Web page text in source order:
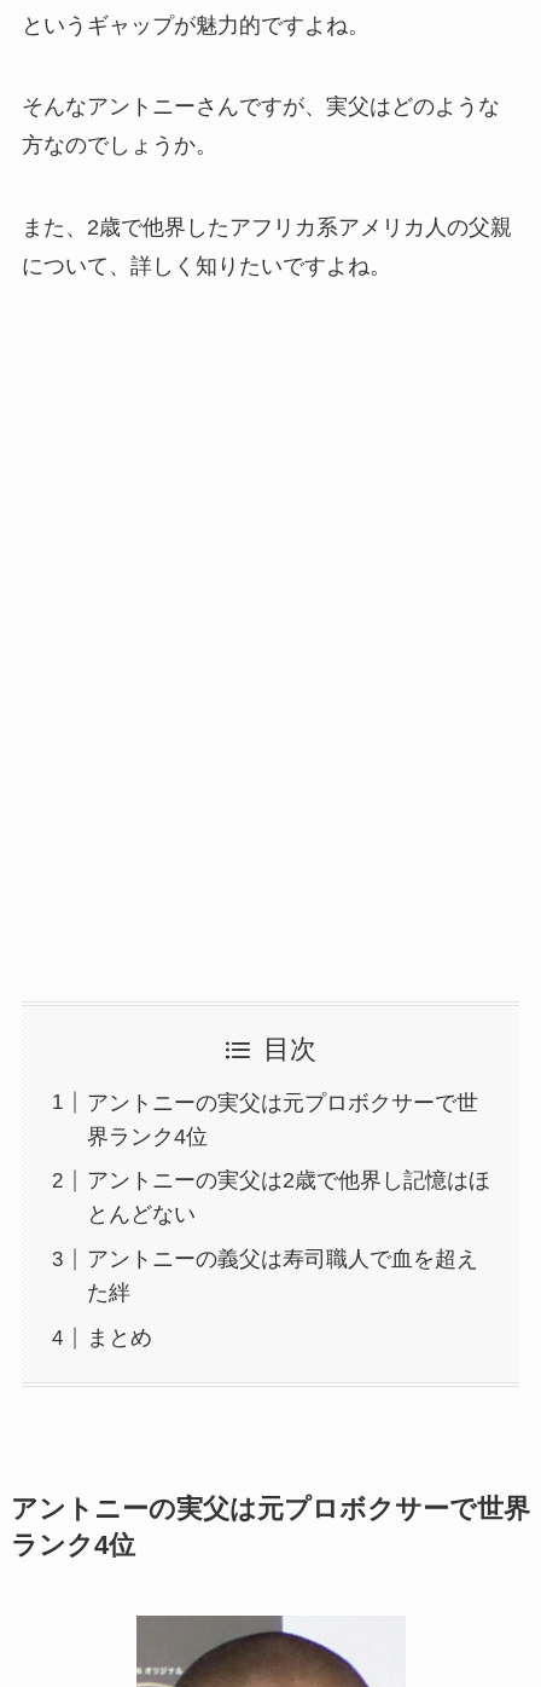
というギャップが魅力的ですよね。
そんなアントニーさんですが、実父はどのような
方なのでしょうか。
また、2歳で他界したアフリカ系アメリカ人の父親
について、詳しく知りたいですよね。
目次
アントニーの実父は元プロボクサーで世
界ランク4位
アントニーの実父は2歳で他界し記憶はほ
とんどない
アントニーの義父は寿司職人で血を超え
た絆
まとめ
アントニーの実父は元プロボクサーで世界
ランク4位